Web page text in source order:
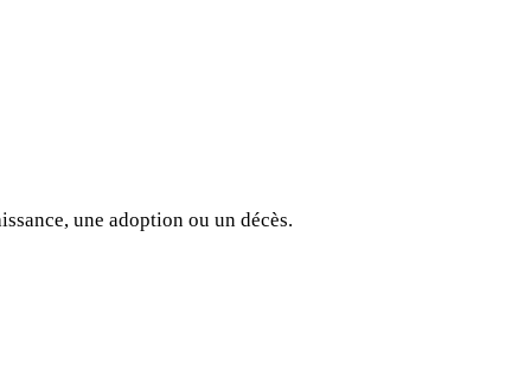
une adoption ou un décès.